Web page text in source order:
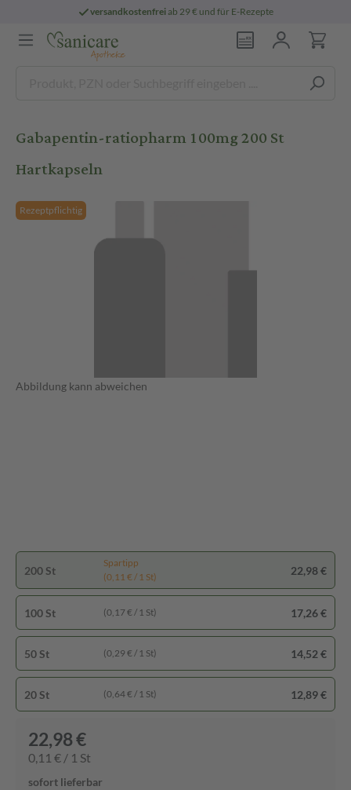
versandkostenfreiab 29 € und für E-Rezepte
Gabapentin-ratiopharm 100mg 200 St
Hartkapseln
Rezeptpflichtig
Abbildung kann abweichen
200 St
Spartipp
(0,11 € / 1 St)
22,98 €
100 St (0,17 € / 1 St) 17,26 €
50 St (0,29 € / 1 St) 14,52 €
20 St (0,64 € / 1 St) 12,89 €
22,98 €
0,11 € / 1 St
sofort lieferbar